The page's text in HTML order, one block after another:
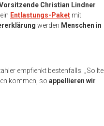
Christian Lindner
Entlastungs-Paket mit
werden Menschen in
empfiehkt bestenfalls: „Sollte
kommen, so appellieren wir